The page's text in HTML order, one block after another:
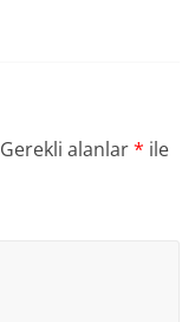
Gerekli alanlar* ile